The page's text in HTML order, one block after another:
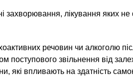
захворювання, лікування яких
речовин чи алкоголю
звільнення від
які впливають на здатність